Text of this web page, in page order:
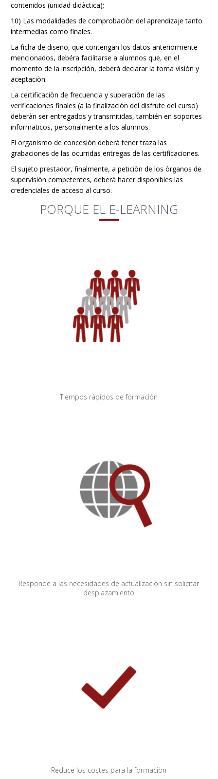
contenidos (unidad didàctica);
10) Las modalidades de comprobaciòn del aprendizaje tanto
intermedias como finales.
La ficha de diseño, que contengan los datos anteriormente
mencionados, debéra facilitarse a alumnos que, en el
momento de la inscripciòn, deberà declarar la toma visiòn y
aceptaciòn.
La certificaciòn de frecuencia y superaciòn de las
verificaciones finales (a la finalizaciòn del disfrute del curso)
deberàn ser entregados y transmitidas, también en soportes
informaticos, personalmente a los alumnos.
El organismo de concesiòn deberà tener traza las
grabaciones de las ocurridas entregas de las certificaciones.
El sujeto prestador, finalmente, a peticiòn de los òrganos de
supervisiòn competentes, deberà hacer disponibles las
credenciales de acceso al curso.
PORQUE EL E-LEARNING
Tiempos ràpidos de formaciòn
Responde a las necesidades de actualizaciòn sin solicitar
desplazamiento
Reduce los costes para la formaciòn